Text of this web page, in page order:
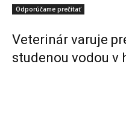
Odporúčame prečítať
Veterinár varuje
studenou vodou v